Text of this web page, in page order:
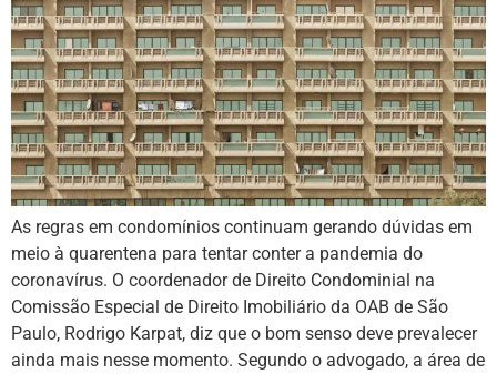
As regras em condomínios continuam gerando dúvidas em
meio à quarentena para tentar conter a pandemia do
coronavírus. O coordenador de Direito Condominial na
Comissão Especial de Direito Imobiliário da OAB de São
Paulo, Rodrigo Karpat, diz que o bom senso deve prevalecer
ainda mais nesse momento. Segundo o advogado, a área de